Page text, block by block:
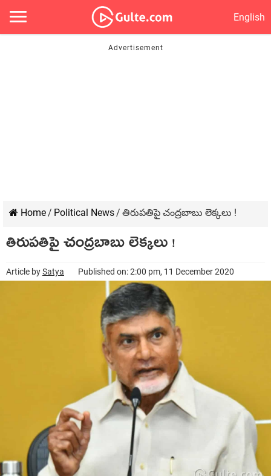
English
Home/ Political News/ తిరుపతిపై చంద్రబాబు లెక్కలు !
తిరుపతిపై చంద్రబాబు లెక్కలు !
Article bySatya Published on: 2:00 pm, 11 December 2020